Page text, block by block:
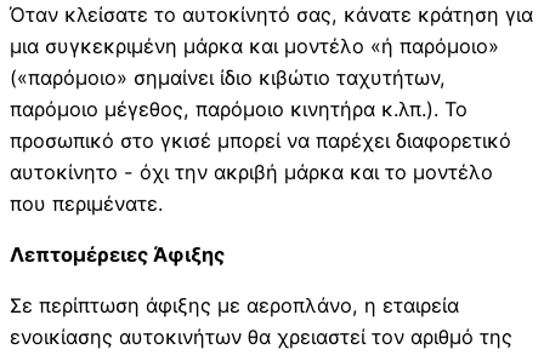
Όταν κλείσατε το αυτοκίνητό σας, κάνατε κράτηση για
μια συγκεκριμένη μάρκα και μοντέλο «ή παρόμοιο»
(«παρόμοιο» σημαίνει ίδιο κιβώτιο ταχυτήτων,
παρόμοιο μέγεθος, παρόμοιο κινητήρα κ.λπ.). Το
προσωπικό στο γκισέ μπορεί να παρέχει διαφορετικό
αυτοκίνητο - όχι την ακριβή μάρκα και το μοντέλο
που περιμένατε.
Λεπτομέρειες Άφιξης
Σε περίπτωση άφιξης με αεροπλάνο, η εταιρεία
ενοικίασης αυτοκινήτων θα χρειαστεί τον αριθμό της